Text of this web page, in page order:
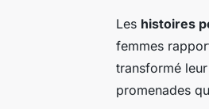
Les histoires
femmes
transformé
promenades